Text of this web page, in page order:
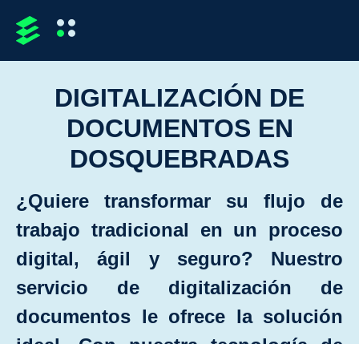
DIGITALIZACIÓN DE
DOCUMENTOS EN
DOSQUEBRADAS
¿Quiere transformar su ﬂujo de
trabajo tradicional en un proceso
digital, ágil y seguro? Nuestro
servicio de digitalización de
documentos le ofrece la solución